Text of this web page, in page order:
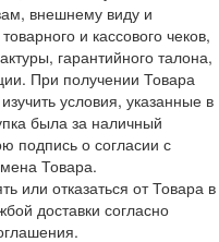
внешнему виду и
и кассового чеков,
гарантийного талона,
При получении Товара
условия, указанные в
была за наличный
подпись о согласии с
Товара.
или отказаться от Товара в
доставки согласно